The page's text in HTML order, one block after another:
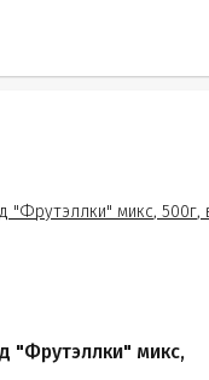
"Фрутэллки" микс,